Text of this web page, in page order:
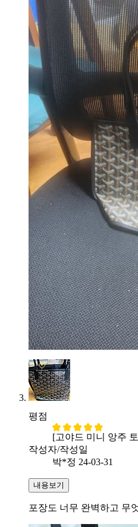
평점
[고야드 미니 앙주
작성자/작성일
박*정 24-03-31
내용보기
포장도 너무 완벽하고 무